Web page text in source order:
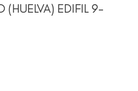
(HUELVA) EDIFIL 9-